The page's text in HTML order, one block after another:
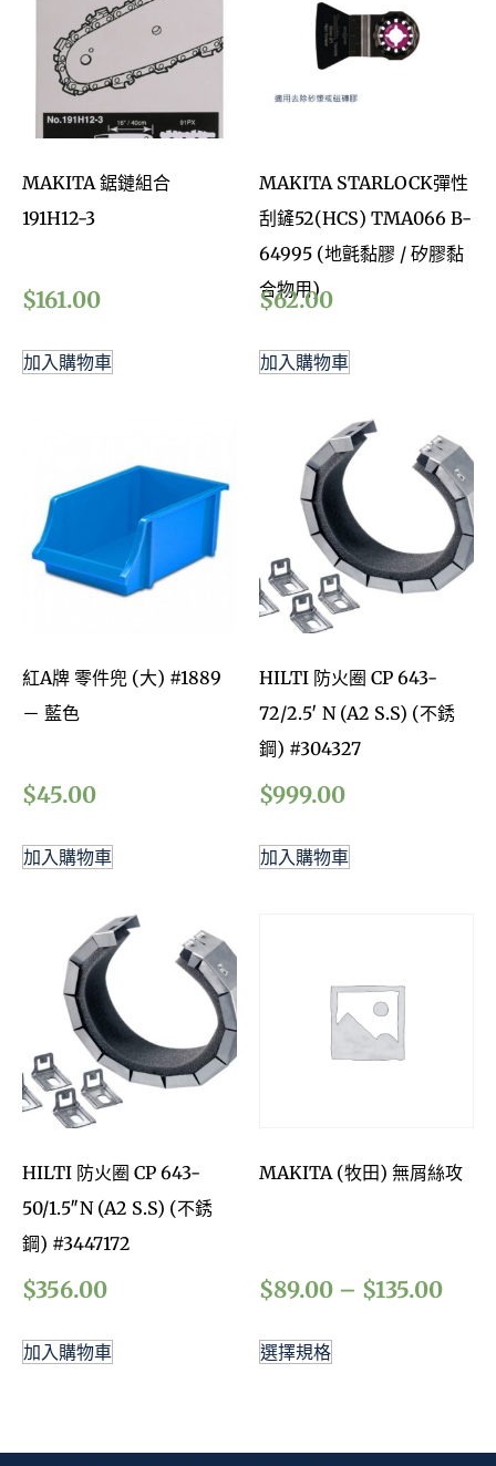
MAKITA 鋸鏈組合
191H12-3
$161.00
加入購物車
MAKITA STARLOCK彈性
刮鏟52(HCS) TMA066 B-
64995 (地氈黏膠 / 矽膠黏
合物用)
$62.00
加入購物車
紅A牌 零件兜 (大) #1889
－ 藍色
$45.00
加入購物車
HILTI 防火圈 CP 643-
72/2.5′ N (A2 S.S) (不銹
鋼) #304327
$999.00
加入購物車
HILTI 防火圈 CP 643-
50/1.5″N (A2 S.S) (不銹
鋼) #3447172
$356.00
加入購物車
MAKITA (牧田) 無屑絲攻
$89.00 – $135.00
選擇規格